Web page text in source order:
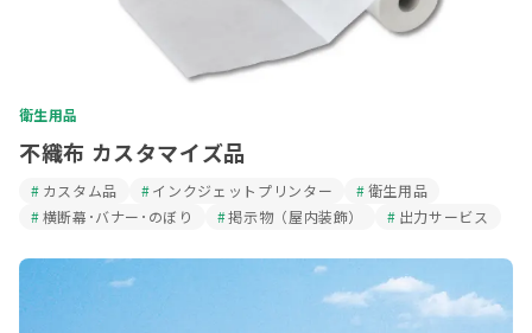
衛生用品
不織布 カスタマイズ品
カスタム品 インクジェットプリンター
衛生用品
横断幕･バナー･のぼり
掲示物（屋内装飾） 出力サービス